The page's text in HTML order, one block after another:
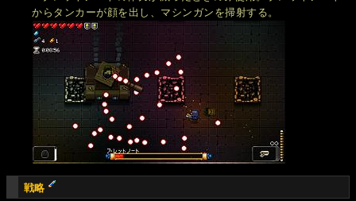
からタンカーが顔を出し、マシンガンを掃射する。
戦略